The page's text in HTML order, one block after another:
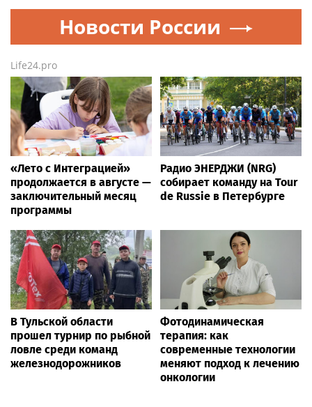
Новости России
Life24.pro
«Лето с Интеграцией»
продолжается в августе —
заключительный месяц
программы
Радио ЭНЕРДЖИ (NRG)
собирает команду на Tour
de Russie в Петербурге
В Тульской области
прошел турнир по рыбной
ловле среди команд
железнодорожников
Фотодинамическая
терапия: как
современные технологии
меняют подход к лечению
онкологии